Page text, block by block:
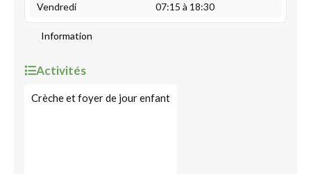
Vendredi
07:15 à 18:30
Information
Activités
Crèche et foyer de jour enfant